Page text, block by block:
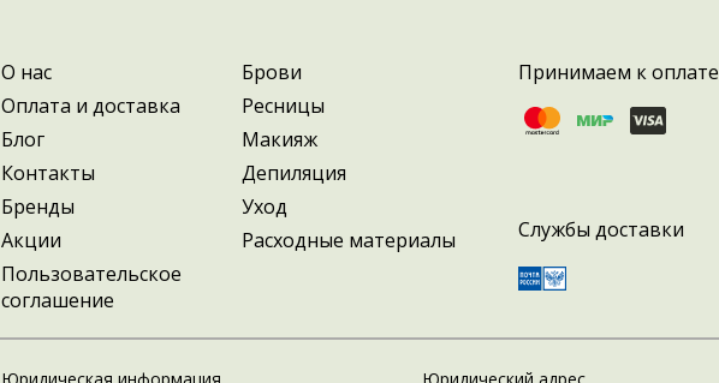
О нас
Оплата и доставка
Блог
Контакты
Бренды
Акции
Пользовательское
соглашение
Брови
Ресницы
Макияж
Депиляция
Уход
Расходные материалы
Принимаем к оплате
Службы доставки